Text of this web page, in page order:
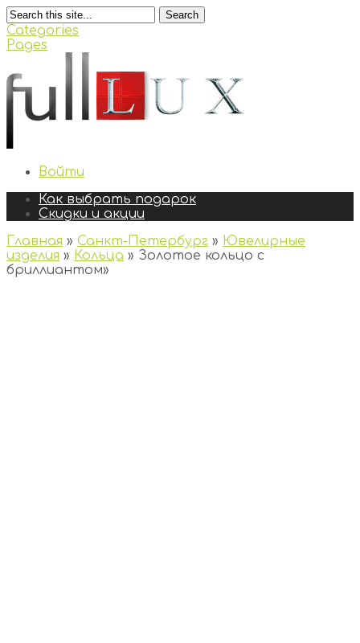
Search
Categories
Pages
Войти
Как выбрать подарок
Скидки и акции
Главная » Санкт-Петербург » Ювелирные
изделия » Кольца » Золотое кольцо с
бриллиантом»